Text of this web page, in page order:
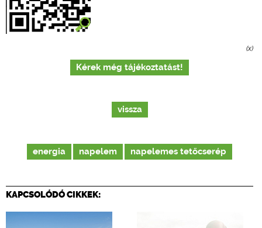
(x)
Kérek még tájékoztatást!
vissza
energia napelem napelemes tetőcserép
KAPCSOLÓDÓ CIKKEK: